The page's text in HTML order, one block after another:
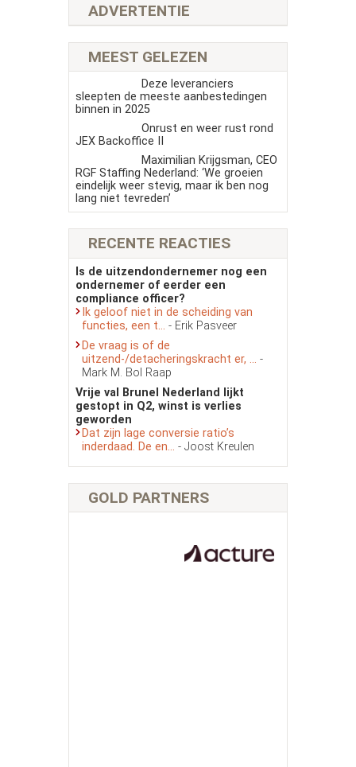
ADVERTENTIE
MEEST GELEZEN
Deze leveranciers
sleepten de meeste aanbestedingen
binnen in 2025
Onrust en weer rust rond
JEX Backoffice II
Maximilian Krijgsman, CEO
RGF Staffing Nederland: ‘We groeien
eindelijk weer stevig, maar ik ben nog
lang niet tevreden’
RECENTE REACTIES
Is de uitzendondernemer nog een
ondernemer of eerder een
compliance officer?
Ik geloof niet in de scheiding van
functies, een t... - Erik Pasveer
De vraag is of de
uitzend-/detacheringskracht er, ... -
Mark M. Bol Raap
Vrije val Brunel Nederland lijkt
gestopt in Q2, winst is verlies
geworden
Dat zijn lage conversie ratio’s
inderdaad. De en... - Joost Kreulen
GOLD PARTNERS